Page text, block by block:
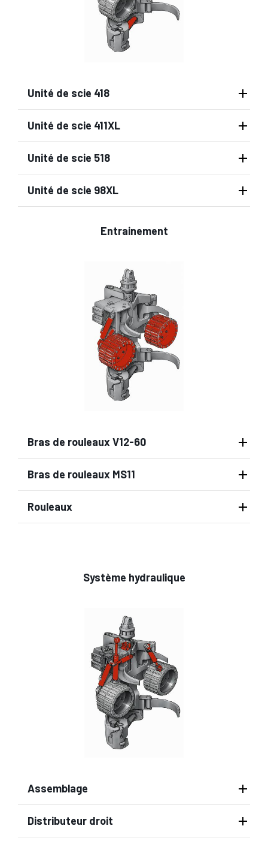
Unité de scie 418
Unité de scie 411XL
Unité de scie 518
Unité de scie 98XL
Entrainement
Bras de rouleaux V12-60
Bras de rouleaux MS11
Rouleaux
Système hydraulique
Assemblage
Distributeur droit